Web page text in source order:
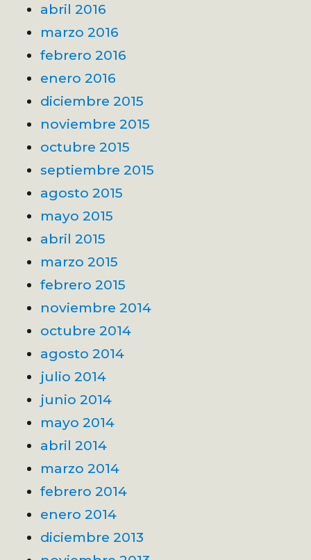
abril 2016
marzo 2016
febrero 2016
enero 2016
diciembre 2015
noviembre 2015
octubre 2015
septiembre 2015
agosto 2015
mayo 2015
abril 2015
marzo 2015
febrero 2015
noviembre 2014
octubre 2014
agosto 2014
julio 2014
junio 2014
mayo 2014
abril 2014
marzo 2014
febrero 2014
enero 2014
diciembre 2013